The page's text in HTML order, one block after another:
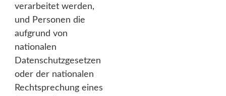
verarbeitet werden,
und Personen die
aufgrund von
nationalen
Datenschutzgesetzen
oder der nationalen
Rechtsprechung eines